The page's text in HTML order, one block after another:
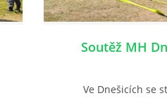
Soutěž MH
Ve Dnešicích se